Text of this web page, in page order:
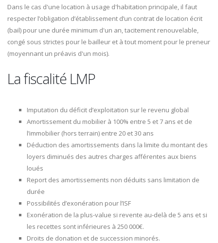
Dans le cas d'une location à usage d'habitation principale, il faut
respecter l’obligation d’établissement d’un contrat de location écrit
(bail) pour une durée minimum d'un an, tacitement renouvelable,
congé sous strictes pour le bailleur et à tout moment pour le preneur
(moyennant un préavis d'un mois).
La fiscalité LMP
Imputation du déficit d’exploitation sur le revenu global
Amortissement du mobilier à 100% entre 5 et 7 ans et de
l’immobilier (hors terrain) entre 20 et 30 ans
Déduction des amortissements dans la limite du montant des
loyers diminués des autres charges afférentes aux biens
loués
Report des amortissements non déduits sans limitation de
durée
Possibilités d’exonération pour l’ISF
Exonération de la plus-value si revente au-delà de 5 ans et si
les recettes sont inférieures à 250 000€.
Droits de donation et de succession minorés.